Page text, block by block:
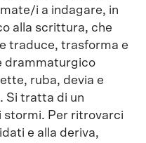
i a indagare, in
alla scrittura, che
traduce, trasforma e
drammaturgico
ruba, devia e
Si tratta di un
stormi. Per ritrovarci
e alla deriva,